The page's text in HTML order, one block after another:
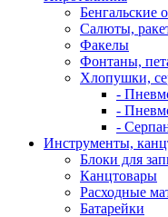
Бенгальские
Салюты,
Факелы
Фонтаны,
Хлопушки,
-
-
-
Инструменты,
Блоки для
Канцтовары
Расходные
Батарейки